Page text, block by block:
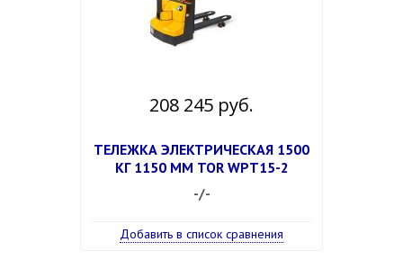
208 245 руб.
ТЕЛЕЖКА ЭЛЕКТРИЧЕСКАЯ 1500
КГ 1150 ММ TOR WPT15-2
-/-
Добавить в список сравнения